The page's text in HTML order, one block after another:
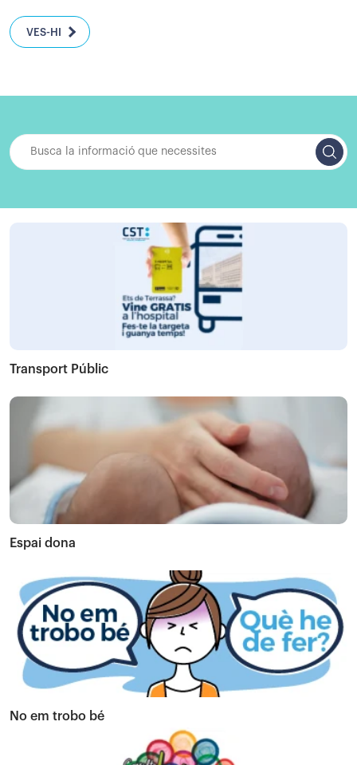
VES-HI
Transport Públic
Espai dona
No em trobo bé